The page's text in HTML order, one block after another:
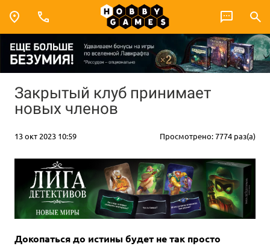
Закрытый клуб принимает
новых членов
13 окт 2023 10:59 Просмотрено: 7774 раз(а)
Докопаться до истины будет не так просто